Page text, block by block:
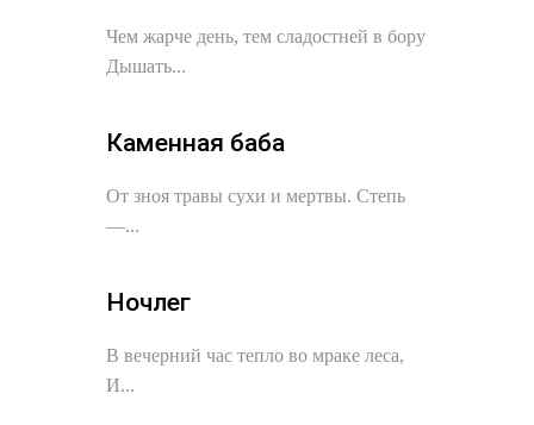
Чем жарче день, тем сладостней в бору
Дышать...
Каменная баба
От зноя травы сухи и мертвы. Степь
—...
Ночлег
В вечерний час тепло во мраке леса,
И...